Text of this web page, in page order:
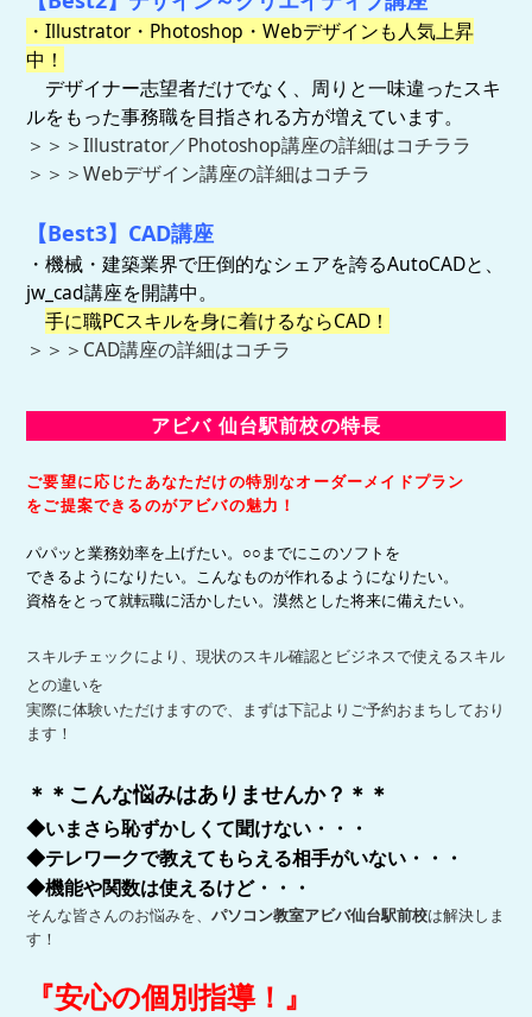
・Illustrator ・Photoshop・Webデザインも人気上昇
中！
デザイナー志望者だけでなく、周りと一味違ったスキ
ルをもった事務職を目指される方が増えています。
＞＞＞Illustrator／Photoshop講座の詳細はコチララ
＞＞＞Webデザイン講座の詳細はコチラ
【Best3】CAD講座
・機械・建築業界で圧倒的なシェアを誇るAutoCADと、
jw_cad講座を開講中。
手に職PCスキルを身に着けるならCAD！
＞＞＞CAD講座の詳細はコチラ
アビバ 仙台駅前校の特長
ご要望に応じたあなただけの特別なオーダーメイドプラン
をご提案できるのがアビバの魅力！
パパッと業務効率を上げたい。○○までにこのソフトを
できるようになりたい。こんなものが作れるようになりたい。
資格をとって就転職に活かしたい。漠然とした将来に備えたい。
スキルチェックにより、現状のスキル確認とビジネスで使えるスキル
との違いを
実際に体験いただけますので、まずは下記よりご予約おまちしており
ます！
＊＊こんな悩みはありませんか？＊＊
◆いまさら恥ずかしくて聞けない・・・
◆テレワークで教えてもらえる相手がいない ・・・
◆機能や関数は使えるけど・・・
そんな皆さんのお悩みを、パソコン教室アビバ仙台駅前校は解決しま
す！
『安心の個別指導！』